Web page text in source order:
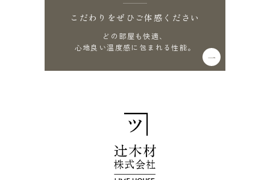
こだわりをぜひご体感ください
どの部屋も快適、
心地良い温度感に包まれる性能。